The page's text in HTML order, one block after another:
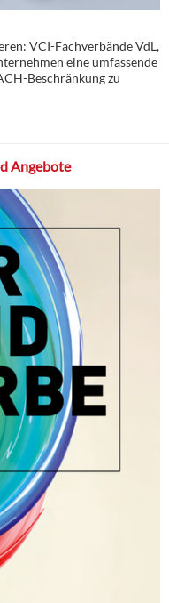
VCI-Fachverbände VdL,
eine umfassende
Beschränkung zu
Angebote